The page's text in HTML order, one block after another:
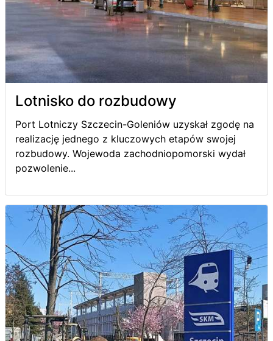
Lotnisko do rozbudowy
Port Lotniczy Szczecin-Goleniów uzyskał zgodę na
realizację jednego z kluczowych etapów swojej
rozbudowy. Wojewoda zachodniopomorski wydał
pozwolenie...